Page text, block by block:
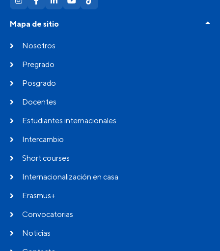
Mapa de sitio
Nosotros
Pregrado
Posgrado
Docentes
Estudiantes internacionales
Intercambio
Short courses
Internacionalización en casa
Erasmus+
Convocatorias
Noticias